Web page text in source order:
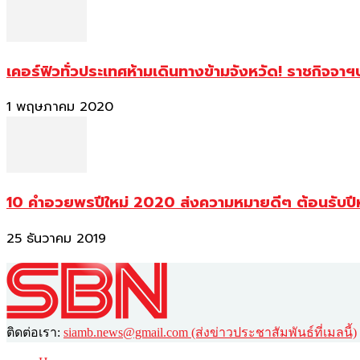
เคอร์ฟิวทั่วประเทศห้ามเดินทางข้ามจังหวัด! ราชกิจจา
1 พฤษภาคม 2020
10 คำอวยพรปีใหม่ 2020 ส่งความหมายดีๆ ต้อนรับ
25 ธันวาคม 2019
ติดต่อเรา: siamb.news@gmail.com (ส่งข่าวประชาสัมพันธ์ที่เมลนี้)